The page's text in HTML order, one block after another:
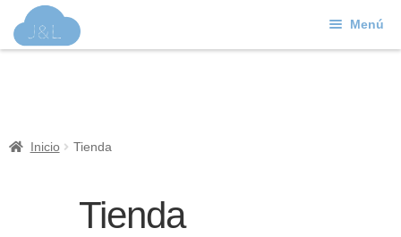
a
al
Menú
Soporte
Inicio Tienda
Tienda